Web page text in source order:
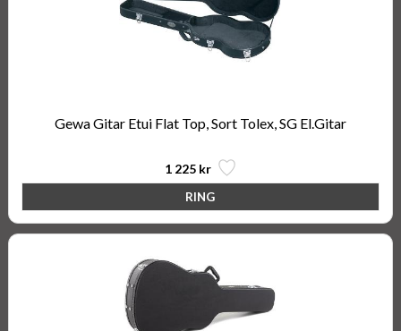
Gewa Gitar Etui Flat Top, Sort Tolex, SG El.Gitar
1 225 kr